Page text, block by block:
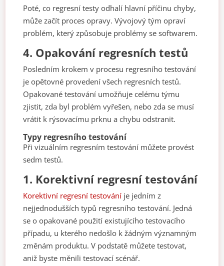
Poté, co regresní testy odhalí hlavní příčinu chyby,
může začít proces opravy. Vývojový tým opraví
problém, který způsobuje problémy se softwarem.
4. Opakování regresních testů
Posledním krokem v procesu regresního testování
je opětovné provedení všech regresních testů.
Opakované testování umožňuje celému týmu
zjistit, zda byl problém vyřešen, nebo zda se musí
vrátit k rýsovacímu prknu a chybu odstranit.
Typy regresního testování
Při vizuálním regresním testování můžete provést
sedm testů.
1. Korektivní regresní testování
Korektivní regresní testování je jedním z
nejjednodušších typů regresního testování. Jedná
se o opakované použití existujícího testovacího
případu, u kterého nedošlo k žádným významným
změnám produktu. V podstatě můžete testovat,
aniž byste měnili testovací scénář.